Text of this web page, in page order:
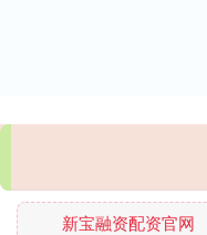
新宝融资配资官网